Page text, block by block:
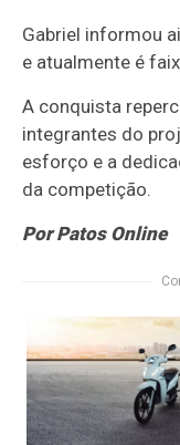
Gabriel informou
e atualmente é
A conquista
integrantes do
esforço e a
da competição.
Por Patos Online